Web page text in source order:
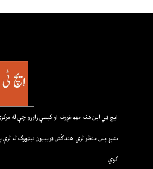
ايچ ټي اين هغه مهم غږونه او کيسې راوړو چې له
بشپړ پس منظر لري. هندکُش ټريبيون نيټورک له لرې
کوي